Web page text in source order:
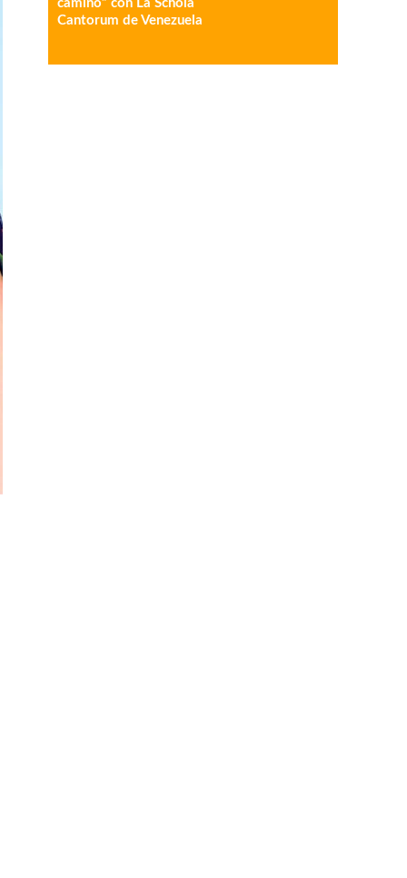
camino” con La Schola
Cantorum de Venezuela